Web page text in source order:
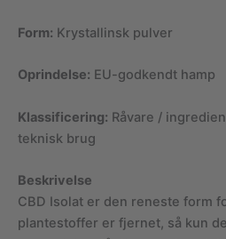
Form: Krystallinsk pulver
Oprindelse: EU-godkendt hamp
Klassificering: Råvare /
teknisk brug
Beskrivelse
CBD Isolat er den reneste form
plantestoffer er fjernet, så kun